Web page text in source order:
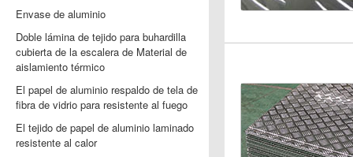
Envase de aluminio
Doble lámina de tejido para buhardilla
cubierta de la escalera de Material de
aislamiento térmico
El papel de aluminio respaldo de tela de
fibra de vidrio para resistente al fuego
El tejido de papel de aluminio laminado
resistente al calor